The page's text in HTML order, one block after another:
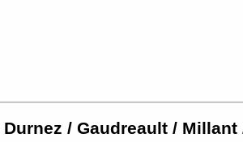
/ Gaudreault /